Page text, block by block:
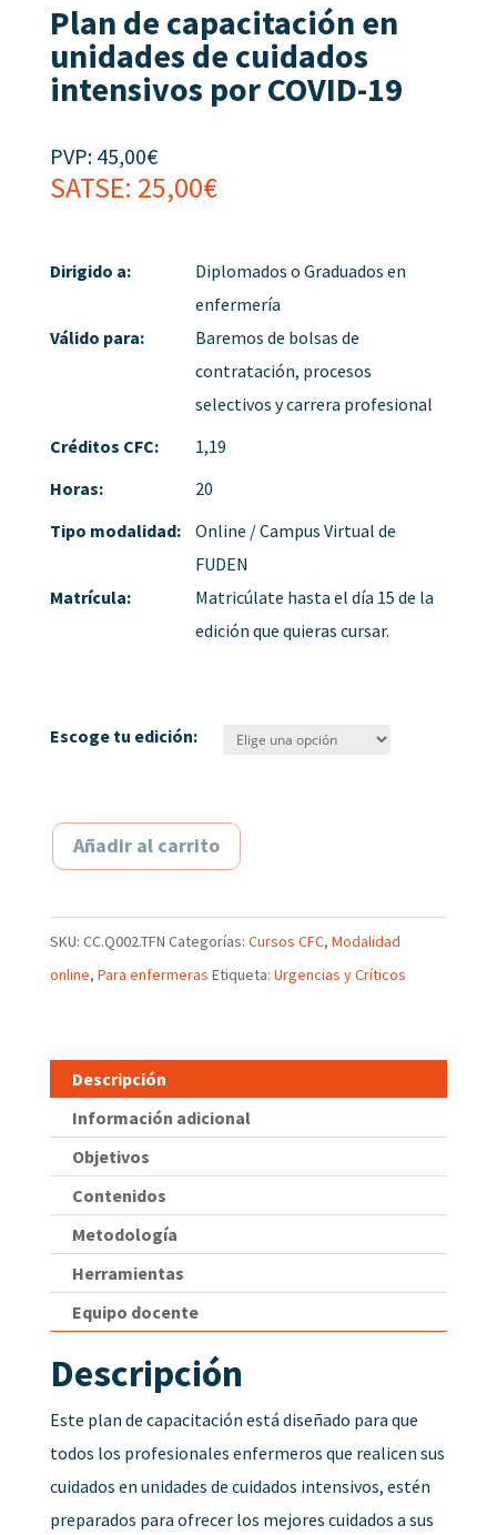
Plan de capacitación en
unidades de cuidados
intensivos por COVID-19
PVP: 45,00€
SATSE: 25,00€
Dirigido a:
Diplomados o Graduados en
enfermería
Válido para:
Baremos de bolsas de
contratación, procesos
selectivos y carrera profesional
Créditos CFC:
1,19
Horas:
20
Tipo modalidad:
Online / Campus Virtual de
FUDEN
Matrícula:
Matricúlate hasta el día 15 de la
edición que quieras cursar.
Escoge tu edición:
Añadir al carrito
SKU: CC.Q002.TFN Categorías: Cursos CFC, Modalidad
online, Para enfermeras Etiqueta: Urgencias y Críticos
Descripción
Información adicional
Objetivos
Contenidos
Metodología
Herramientas
Equipo docente
Descripción
Este plan de capacitación está diseñado para que
todos los profesionales enfermeros que realicen sus
cuidados en unidades de cuidados intensivos, estén
preparados para ofrecer los mejores cuidados a sus